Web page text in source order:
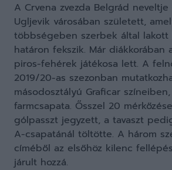
A Crvena zvezda Belgrád
Ugljevik városában született,
többségeben szerbek által lakott
határon fekszik. Már diákkorában
piros-fehérek játékosa lett. A
2019/20-as szezonban
másodosztályú Graficar
farmcsapata. Ősszel 20
gólpasszt jegyzett, a tavaszt
A-csapatánál töltötte. A három
címéből az elsőhöz kilenc
járult hozzá.